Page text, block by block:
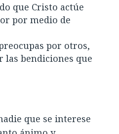
que Cristo actúe
por medio de
por otros,
bendiciones que
que se interese